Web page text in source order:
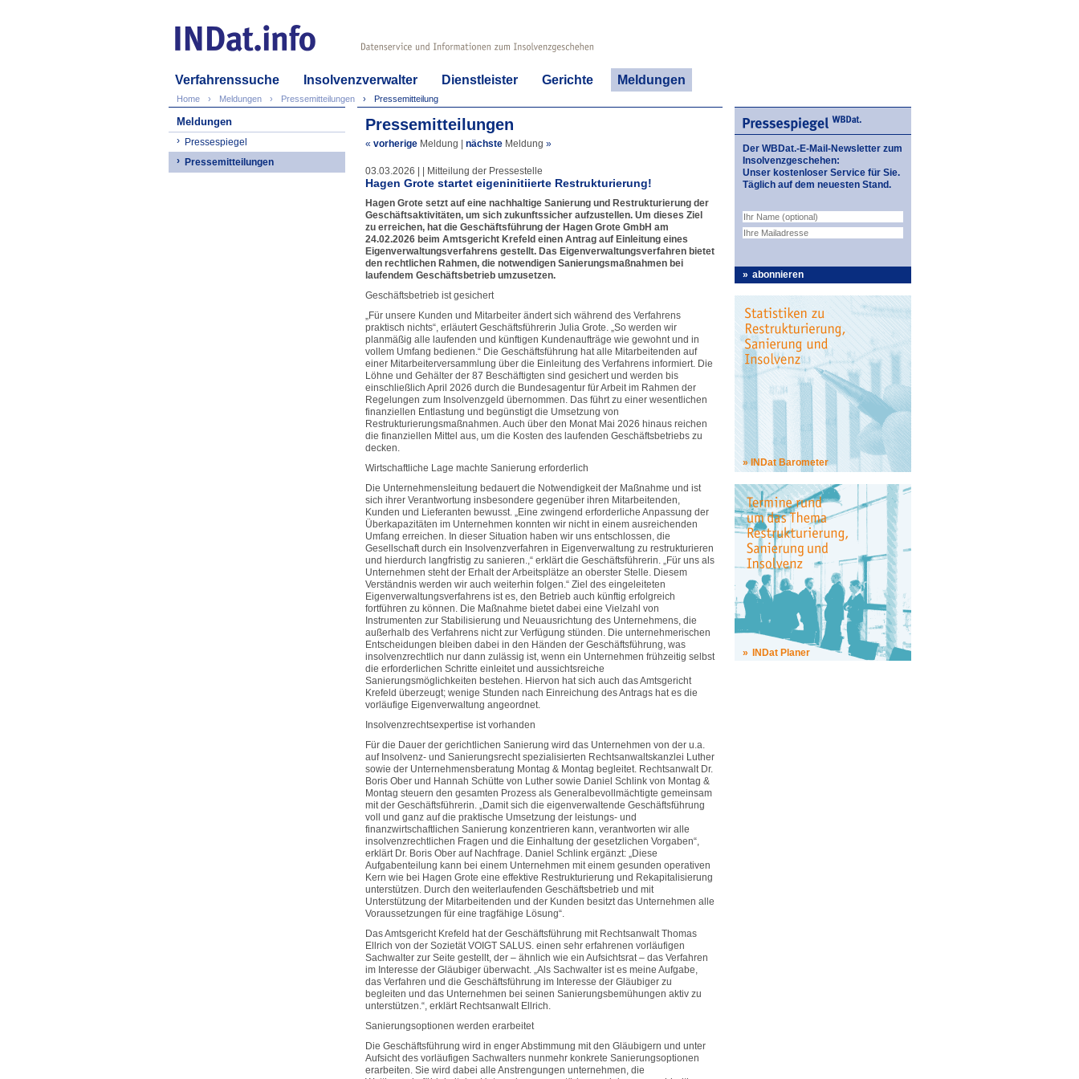
Verfahrenssuche Insolvenzverwalter Dienstleister Gerichte Meldungen
Home Meldungen Pressemitteilungen Pressemitteilung
Meldungen
Pressespiegel
Pressemitteilungen
Pressemitteilungen
« vorherige Meldung nächste Meldung »
03.03.2026 | | Mitteilung der Pressestelle
Hagen Grote startet eigeninitiierte Restrukturierung!
Hagen Grote setzt auf eine nachhaltige Sanierung und Restrukturierung der
Geschäftsaktivitäten, um sich zukunftssicher aufzustellen. Um dieses Ziel
zu erreichen, hat die Geschäftsführung der Hagen Grote GmbH am
24.02.2026 beim Amtsgericht Krefeld einen Antrag auf Einleitung eines
Eigenverwaltungsverfahrens gestellt. Das Eigenverwaltungsverfahren bietet
den rechtlichen Rahmen, die notwendigen Sanierungsmaßnahmen bei
laufendem Geschäftsbetrieb umzusetzen.
Geschäftsbetrieb ist gesichert
„Für unsere Kunden und Mitarbeiter ändert sich während des Verfahrens
praktisch nichts“, erläutert Geschäftsführerin Julia Grote. „So werden wir
planmäßig alle laufenden und künftigen Kundenaufträge wie gewohnt und in
vollem Umfang bedienen.“ Die Geschäftsführung hat alle Mitarbeitenden auf
einer Mitarbeiterversammlung über die Einleitung des Verfahrens informiert. Die
Löhne und Gehälter der 87 Beschäftigten sind gesichert und werden bis
einschließlich April 2026 durch die Bundesagentur für Arbeit im Rahmen der
Regelungen zum Insolvenzgeld übernommen. Das führt zu einer wesentlichen
finanziellen Entlastung und begünstigt die Umsetzung von
Restrukturierungsmaßnahmen. Auch über den Monat Mai 2026 hinaus reichen
die finanziellen Mittel aus, um die Kosten des laufenden Geschäftsbetriebs zu
decken.
Wirtschaftliche Lage machte Sanierung erforderlich
Die Unternehmensleitung bedauert die Notwendigkeit der Maßnahme und ist
sich ihrer Verantwortung insbesondere gegenüber ihren Mitarbeitenden,
Kunden und Lieferanten bewusst. „Eine zwingend erforderliche Anpassung der
Überkapazitäten im Unternehmen konnten wir nicht in einem ausreichenden
Umfang erreichen. In dieser Situation haben wir uns entschlossen, die
Gesellschaft durch ein Insolvenzverfahren in Eigenverwaltung zu restrukturieren
und hierdurch langfristig zu sanieren.,“ erklärt die Geschäftsführerin. „Für uns als
Unternehmen steht der Erhalt der Arbeitsplätze an oberster Stelle. Diesem
Verständnis werden wir auch weiterhin folgen.“ Ziel des eingeleiteten
Eigenverwaltungsverfahrens ist es, den Betrieb auch künftig erfolgreich
fortführen zu können. Die Maßnahme bietet dabei eine Vielzahl von
Instrumenten zur Stabilisierung und Neuausrichtung des Unternehmens, die
außerhalb des Verfahrens nicht zur Verfügung stünden. Die unternehmerischen
Entscheidungen bleiben dabei in den Händen der Geschäftsführung, was
insolvenzrechtlich nur dann zulässig ist, wenn ein Unternehmen frühzeitig selbst
die erforderlichen Schritte einleitet und aussichtsreiche
Sanierungsmöglichkeiten bestehen. Hiervon hat sich auch das Amtsgericht
Krefeld überzeugt; wenige Stunden nach Einreichung des Antrags hat es die
vorläufige Eigenverwaltung angeordnet.
Insolvenzrechtsexpertise ist vorhanden
Für die Dauer der gerichtlichen Sanierung wird das Unternehmen von der u.a.
auf Insolvenz- und Sanierungsrecht spezialisierten Rechtsanwaltskanzlei Luther
sowie der Unternehmensberatung Montag & Montag begleitet. Rechtsanwalt Dr.
Boris Ober und Hannah Schütte von Luther sowie Daniel Schlink von Montag &
Montag steuern den gesamten Prozess als Generalbevollmächtigte gemeinsam
mit der Geschäftsführerin. „Damit sich die eigenverwaltende Geschäftsführung
voll und ganz auf die praktische Umsetzung der leistungs- und
finanzwirtschaftlichen Sanierung konzentrieren kann, verantworten wir alle
insolvenzrechtlichen Fragen und die Einhaltung der gesetzlichen Vorgaben“,
erklärt Dr. Boris Ober auf Nachfrage. Daniel Schlink ergänzt: „Diese
Aufgabenteilung kann bei einem Unternehmen mit einem gesunden operativen
Kern wie bei Hagen Grote eine effektive Restrukturierung und Rekapitalisierung
unterstützen. Durch den weiterlaufenden Geschäftsbetrieb und mit
Unterstützung der Mitarbeitenden und der Kunden besitzt das Unternehmen alle
Voraussetzungen für eine tragfähige Lösung“.
Das Amtsgericht Krefeld hat der Geschäftsführung mit Rechtsanwalt Thomas
Ellrich von der Sozietät VOIGT SALUS. einen sehr erfahrenen vorläufigen
Sachwalter zur Seite gestellt, der – ähnlich wie ein Aufsichtsrat – das Verfahren
im Interesse der Gläubiger überwacht. „Als Sachwalter ist es meine Aufgabe,
das Verfahren und die Geschäftsführung im Interesse der Gläubiger zu
begleiten und das Unternehmen bei seinen Sanierungsbemühungen aktiv zu
unterstützen.“, erklärt Rechtsanwalt Ellrich.
Sanierungsoptionen werden erarbeitet
Die Geschäftsführung wird in enger Abstimmung mit den Gläubigern und unter
Aufsicht des vorläufigen Sachwalters nunmehr konkrete Sanierungsoptionen
erarbeiten. Sie wird dabei alle Anstrengungen unternehmen, die
Der WBDat.-E-Mail-Newsletter zum
Insolvenzgeschehen:
Unser kostenloser Service für Sie.
Täglich auf dem neuesten Stand.
abonnieren
INDat Barometer
INDat Planer